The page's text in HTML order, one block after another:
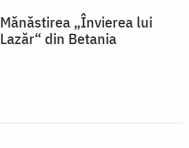
Mănăstirea „Învierea lui
Lazăr“ din Betania